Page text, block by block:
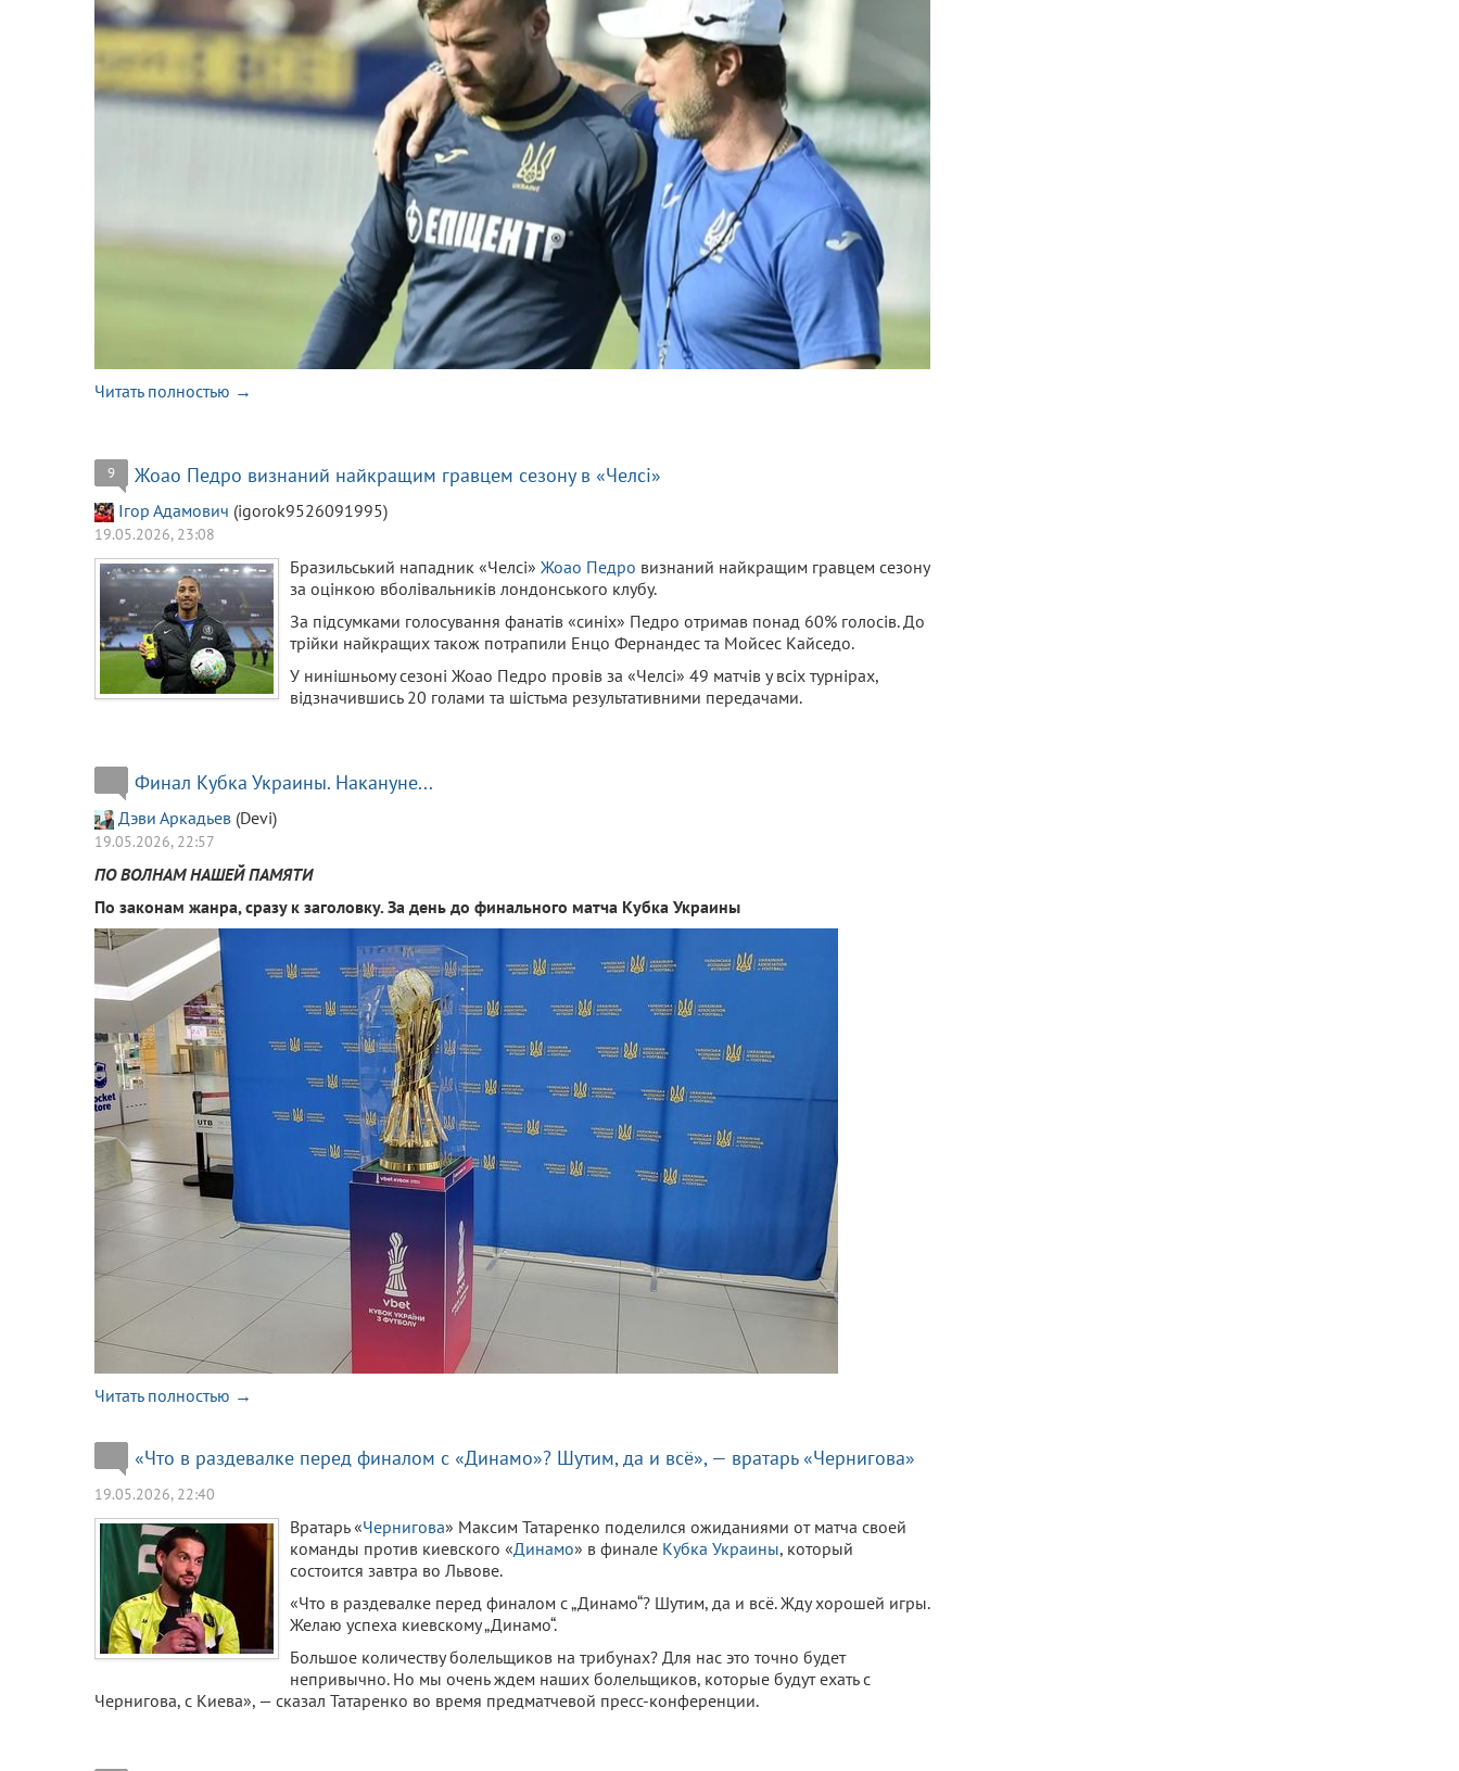
Читать полностью →
9 Жоао Педро визнаний найкращим гравцем сезону в «Челсі»
Ігор Адамович (igorok9526091995)
19.05.2026, 23:08
Бразильський нападник «Челсі» Жоао Педро визнаний найкращим гравцем сезону
за оцінкою вболівальників лондонського клубу.
За підсумками голосування фанатів «синіх» Педро отримав понад 60% голосів. До
трійки найкращих також потрапили Енцо Фернандес та Мойсес Кайседо.
У нинішньому сезоні Жоао Педро провів за «Челсі» 49 матчів у всіх турнірах,
відзначившись 20 голами та шістьма результативними передачами.
Финал Кубка Украины. Накануне...
Дэви Аркадьев (Devi)
19.05.2026, 22:57
ПО ВОЛНАМ НАШЕЙ ПАМЯТИ
По законам жанра, сразу к заголовку. За день до финального матча Кубка Украины
Читать полностью →
«Что в раздевалке перед финалом с «Динамо»? Шутим, да и всё», — вратарь «Чернигова»
19.05.2026, 22:40
Вратарь «Чернигова» Максим Татаренко поделился ожиданиями от матча своей
команды против киевского «Динамо» в финале Кубка Украины, который
состоится завтра во Львове.
«Что в раздевалке перед финалом с „Динамо“? Шутим, да и всё. Жду хорошей игры.
Желаю успеха киевскому „Динамо“.
Большое количеству болельщиков на трибунах? Для нас это точно будет
непривычно. Но мы очень ждем наших болельщиков, которые будут ехать с
Чернигова, с Киева», — сказал Татаренко во время предматчевой пресс-конференции.